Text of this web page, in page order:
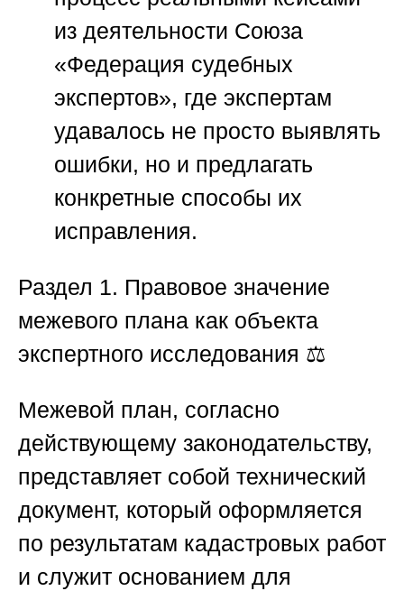
из деятельности Союза
«Федерация судебных
экспертов», где экспертам
удавалось не просто выявлять
ошибки, но и предлагать
конкретные способы их
исправления.
Раздел 1. Правовое значение
межевого плана как объекта
экспертного исследования ⚖️
Межевой план, согласно
действующему законодательству,
представляет собой технический
документ, который оформляется
по результатам кадастровых работ
и служит основанием для